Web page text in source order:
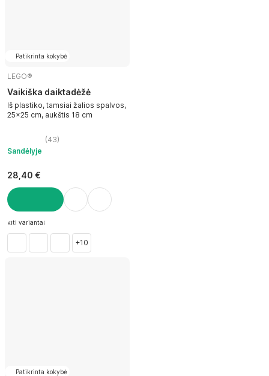
Patikrinta kokybė
LEGO®
Vaikiška daiktadėžė
Iš plastiko, tamsiai žalios spalvos,
25x25 cm, aukštis 18 cm
(43)
Sandėlyje
28,40 €
Į KREPŠELĮ
kiti variantai
+10
Patikrinta kokybė